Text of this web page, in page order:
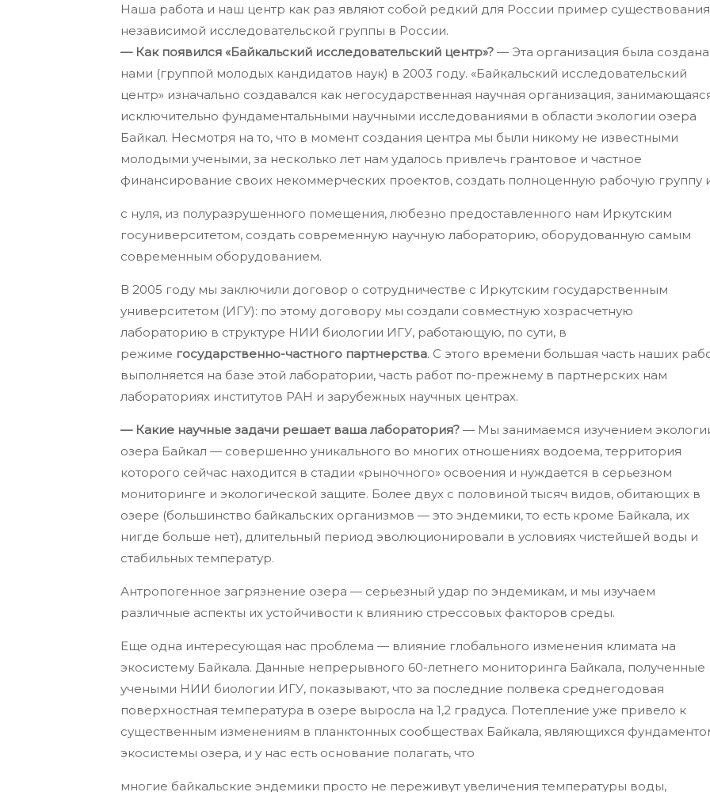
Наша работа и наш центр как раз являют собой редкий для России пример существования
независимой исследовательской группы в России.
— Как появился «Байкальский исследовательский центр»? — Эта организация была создана
нами (группой молодых кандидатов наук) в 2003 году. «Байкальский исследовательский
центр» изначально создавался как негосударственная научная организация,
исключительно фундаментальными научными исследованиями в области экологии озера
Байкал. Несмотря на то, что в момент создания центра мы были никому не известными
молодыми учеными, за несколько лет нам удалось привлечь грантовое и частное
финансирование своих некоммерческих проектов, создать полноценную рабочую группу
с нуля, из полуразрушенного помещения, любезно предоставленного нам Иркутским
госуниверситетом, создать современную научную лабораторию, оборудованную самым
современным оборудованием.
В 2005 году мы заключили договор о сотрудничестве с Иркутским государственным
университетом (ИГУ): по этому договору мы создали совместную хозрасчетную
лабораторию в структуре НИИ биологии ИГУ, работающую, по сути, в
режиме государственно-частного партнерства. С этого времени большая часть наших
выполняется на базе этой лаборатории, часть работ по-прежнему в партнерских нам
лабораториях институтов РАН и зарубежных научных центрах.
— Какие научные задачи решает ваша лаборатория? — Мы занимаемся изучением
озера Байкал — совершенно уникального во многих отношениях водоема, территория
которого сейчас находится в стадии «рыночного» освоения и нуждается в серьезном
мониторинге и экологической защите. Более двух с половиной тысяч видов, обитающих в
озере (большинство байкальских организмов — это эндемики, то есть кроме Байкала, их
нигде больше нет), длительный период эволюционировали в условиях чистейшей воды и
стабильных температур.
Антропогенное загрязнение озера — серьезный удар по эндемикам, и мы изучаем
различные аспекты их устойчивости к влиянию стрессовых факторов среды.
Еще одна интересующая нас проблема — влияние глобального изменения климата на
экосистему Байкала. Данные непрерывного 60-летнего мониторинга Байкала, полученные
учеными НИИ биологии ИГУ, показывают, что за последние полвека среднегодовая
поверхностная температура в озере выросла на 1,2 градуса. Потепление уже привело к
существенным изменениям в планктонных сообществах Байкала, являющихся
экосистемы озера, и у нас есть основание полагать, что
многие байкальские эндемики просто не переживут увеличения температуры воды,